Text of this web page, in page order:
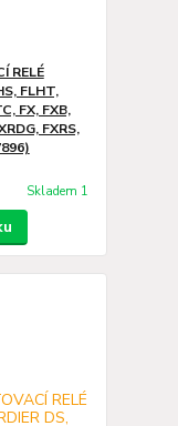
RELÉ
FLHT,
FX, FXB,
FXRS,
Skladem 1